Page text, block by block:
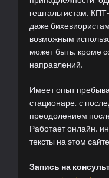
гештальтистам,
даже
возможным
может быть, кроме
направлений.
Имеет опыт
стационаре, с
преодолением
Работает онлайн,
тексты на этом
Запись на